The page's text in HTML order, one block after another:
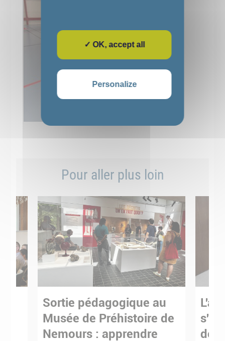
Pour aller plus loin
Sortie pédagogique au
Musée de Préhistoire de
Nemours : apprendre
de
✓ OK, accept all
Personalize